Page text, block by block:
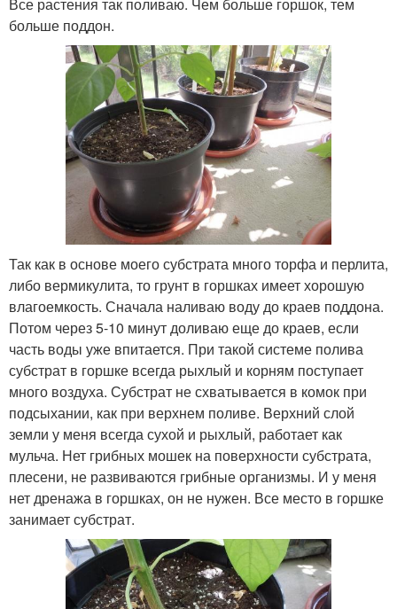
больше поддон.
Так как в основе моего субстрата много торфа и перлита,
либо вермикулита, то грунт в горшках имеет хорошую
влагоемкость. Сначала наливаю воду до краев поддона.
Потом через 5-10 минут доливаю еще до краев, если
часть воды уже впитается. При такой системе полива
субстрат в горшке всегда рыхлый и корням поступает
много воздуха. Субстрат не схватывается в комок при
подсыхании, как при верхнем поливе. Верхний слой
земли у меня всегда сухой и рыхлый, работает как
мульча. Нет грибных мошек на поверхности субстрата,
плесени, не развиваются грибные организмы. И у меня
нет дренажа в горшках, он не нужен. Все место в горшке
занимает субстрат.